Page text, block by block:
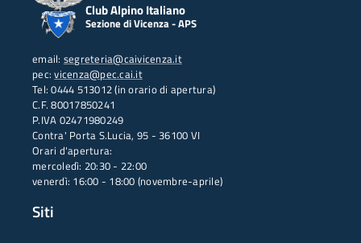
Club Alpino Italiano
Sezione di Vicenza - APS
email: segreteria@caivicenza.it
pec:vicenza@pec.cai.it
Tel: 0444 513012 (in orario di apertura)
C.F. 80017850241
P.IVA 02471980249
Contra' Porta S.Lucia, 95 - 36100 VI
Orari d'apertura:
mercoledì: 20:30 - 22:00
venerdì: 16:00 - 18:00 (novembre-aprile)
Siti